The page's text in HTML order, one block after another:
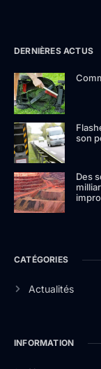
DERNIÈRES ACTUS
son
Des
CATÉGORIES
Actualités
INFORMATION